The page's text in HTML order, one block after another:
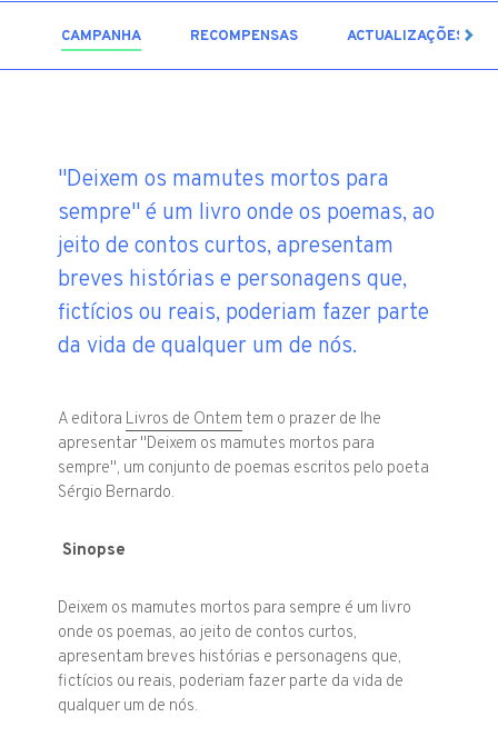
CAMPANHA RECOMPENSAS ACTUALIZAÇÕES
"Deixem os mamutes mortos para
sempre" é um livro onde os poemas, ao
jeito de contos curtos, apresentam
breves histórias e personagens que,
fictícios ou reais, poderiam fazer parte
da vida de qualquer um de nós.
A editora Livros de Ontem tem o prazer de lhe
apresentar "Deixem os mamutes mortos para
sempre", um conjunto de poemas escritos pelo poeta
Sérgio Bernardo.
Sinopse
Deixem os mamutes mortos para sempre é um livro
onde os poemas, ao jeito de contos curtos,
apresentam breves histórias e personagens que,
fictícios ou reais, poderiam fazer parte da vida de
qualquer um de nós.